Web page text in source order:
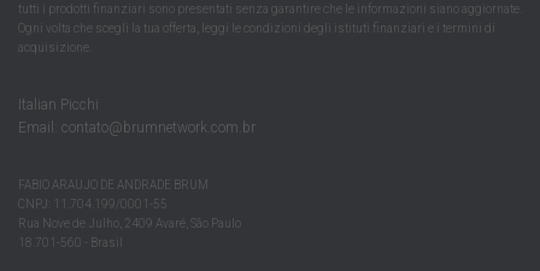
tutti i prodotti finanziari sono presentati senza garantire che le informazioni siano aggiornate.
Ogni volta che scegli la tua offerta, leggi le condizioni degli istituti finanziari e i termini di
acquisizione.
Italian Picchi
Email: contato@brumnetwork.com.br
FABIO ARAUJO DE ANDRADE BRUM
CNPJ: 11.704.199/0001-55
Rua Nove de Julho, 2409 Avaré, São Paulo
18.701-560 - Brasil